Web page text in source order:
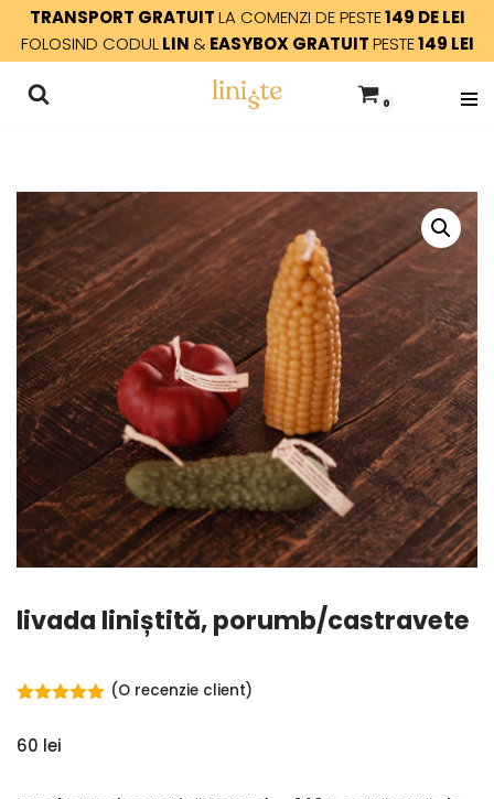
Sari
la
conținut
TRANSPORT GRATUITLA COMENZI DE PESTE149 DE LEI
FOLOSIND CODULLIN & EASYBOX GRATUITPESTE149 LEI
0
livada liniștită, porumb/castravete
pe baza
(O recenzie client)
60 lei